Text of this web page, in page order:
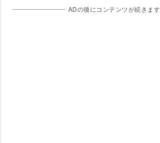
ADの後にコンテンツが続きます